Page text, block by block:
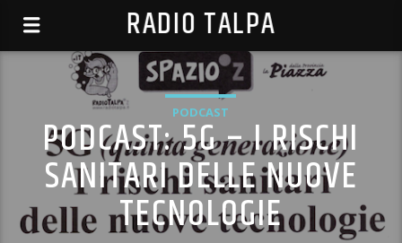
RADIO TALPA
PODCAST
PODCAST: 5G – I RISCHI
SANITARI DELLE NUOVE
TECNOLOGIE